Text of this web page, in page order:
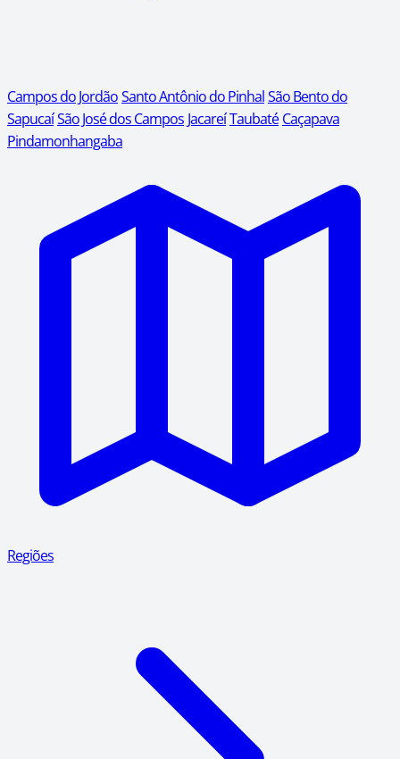
Campos do JordãoSanto Antônio do PinhalSão Bento do
SapucaíSão José dos Campos JacareíTaubaté Caçapava
Pindamonhangaba
Regiões